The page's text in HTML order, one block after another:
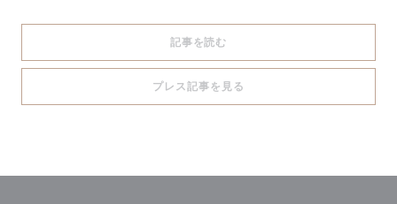
記事を読む
プレス記事を見る